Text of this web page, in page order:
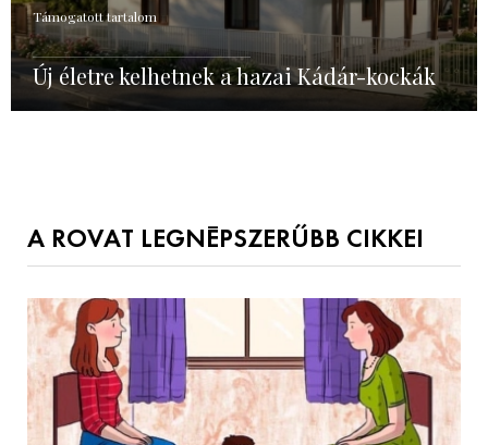
Támogatott tartalom
Új életre kelhetnek a hazai Kádár-kockák
A ROVAT LEGNÉPSZERŰBB CIKKEI